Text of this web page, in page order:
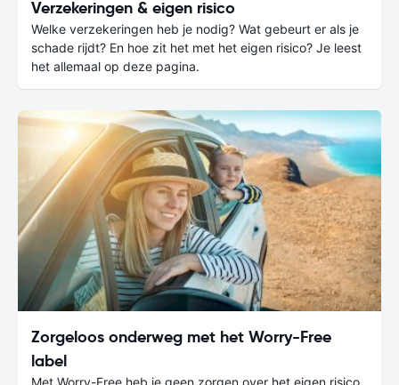
Verzekeringen & eigen risico
Welke verzekeringen heb je nodig? Wat gebeurt er als je
schade rijdt? En hoe zit het met het eigen risico? Je leest
het allemaal op deze pagina.
Zorgeloos onderweg met het Worry-Free
label